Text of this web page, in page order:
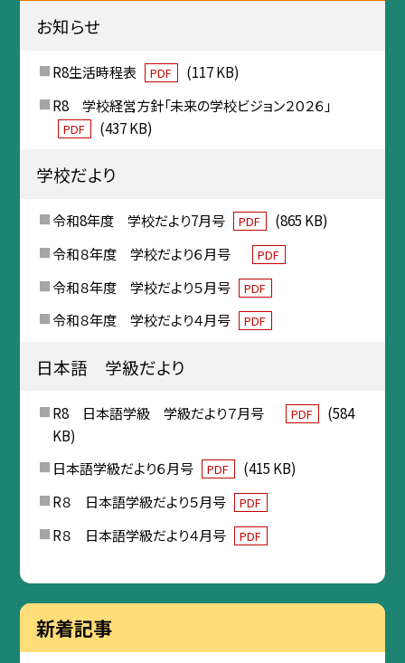
お知らせ
R8生活時程表 PDF
(117 KB)
R8 学校経営方針「未来の学校ビジョン２０２６」
PDF (437 KB)
学校だより
令和8年度 学校だより7月号 PDF
(865 KB)
令和８年度 学校だより６月号
PDF
令和８年度 学校だより５月号 PDF
令和８年度 学校だより４月号 PDF
日本語 学級だより
R8 日本語学級 学級だより７月号 PDF
(584
KB)
日本語学級だより６月号
PDF
(415 KB)
R８ 日本語学級だより５月号
PDF
R８ 日本語学級だより４月号 PDF
新着記事